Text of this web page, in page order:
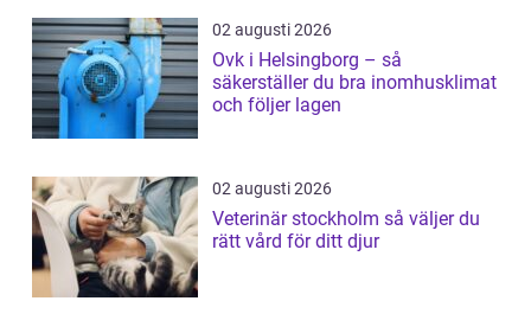
02 augusti 2026
Ovk i Helsingborg – så
säkerställer du bra inomhusklimat
och följer lagen
02 augusti 2026
Veterinär stockholm så väljer du
rätt vård för ditt djur